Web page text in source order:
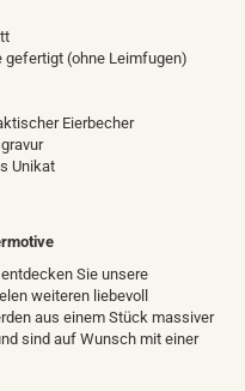
gefertigt (ohne Leimfugen)
Eierbecher
Unikat
Sie unsere
weiteren liebevoll
aus einem Stück massiver
sind auf Wunsch mit einer